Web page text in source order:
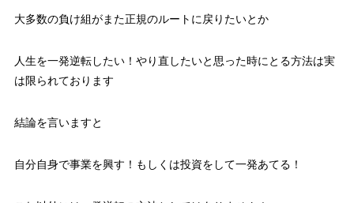
大多数の負け組がまた正規のルートに戻りたいとか
人生を一発逆転したい！やり直したいと思った時にとる方法は実
は限られております
結論を言いますと
自分自身で事業を興す！もしくは投資をして一発あてる！